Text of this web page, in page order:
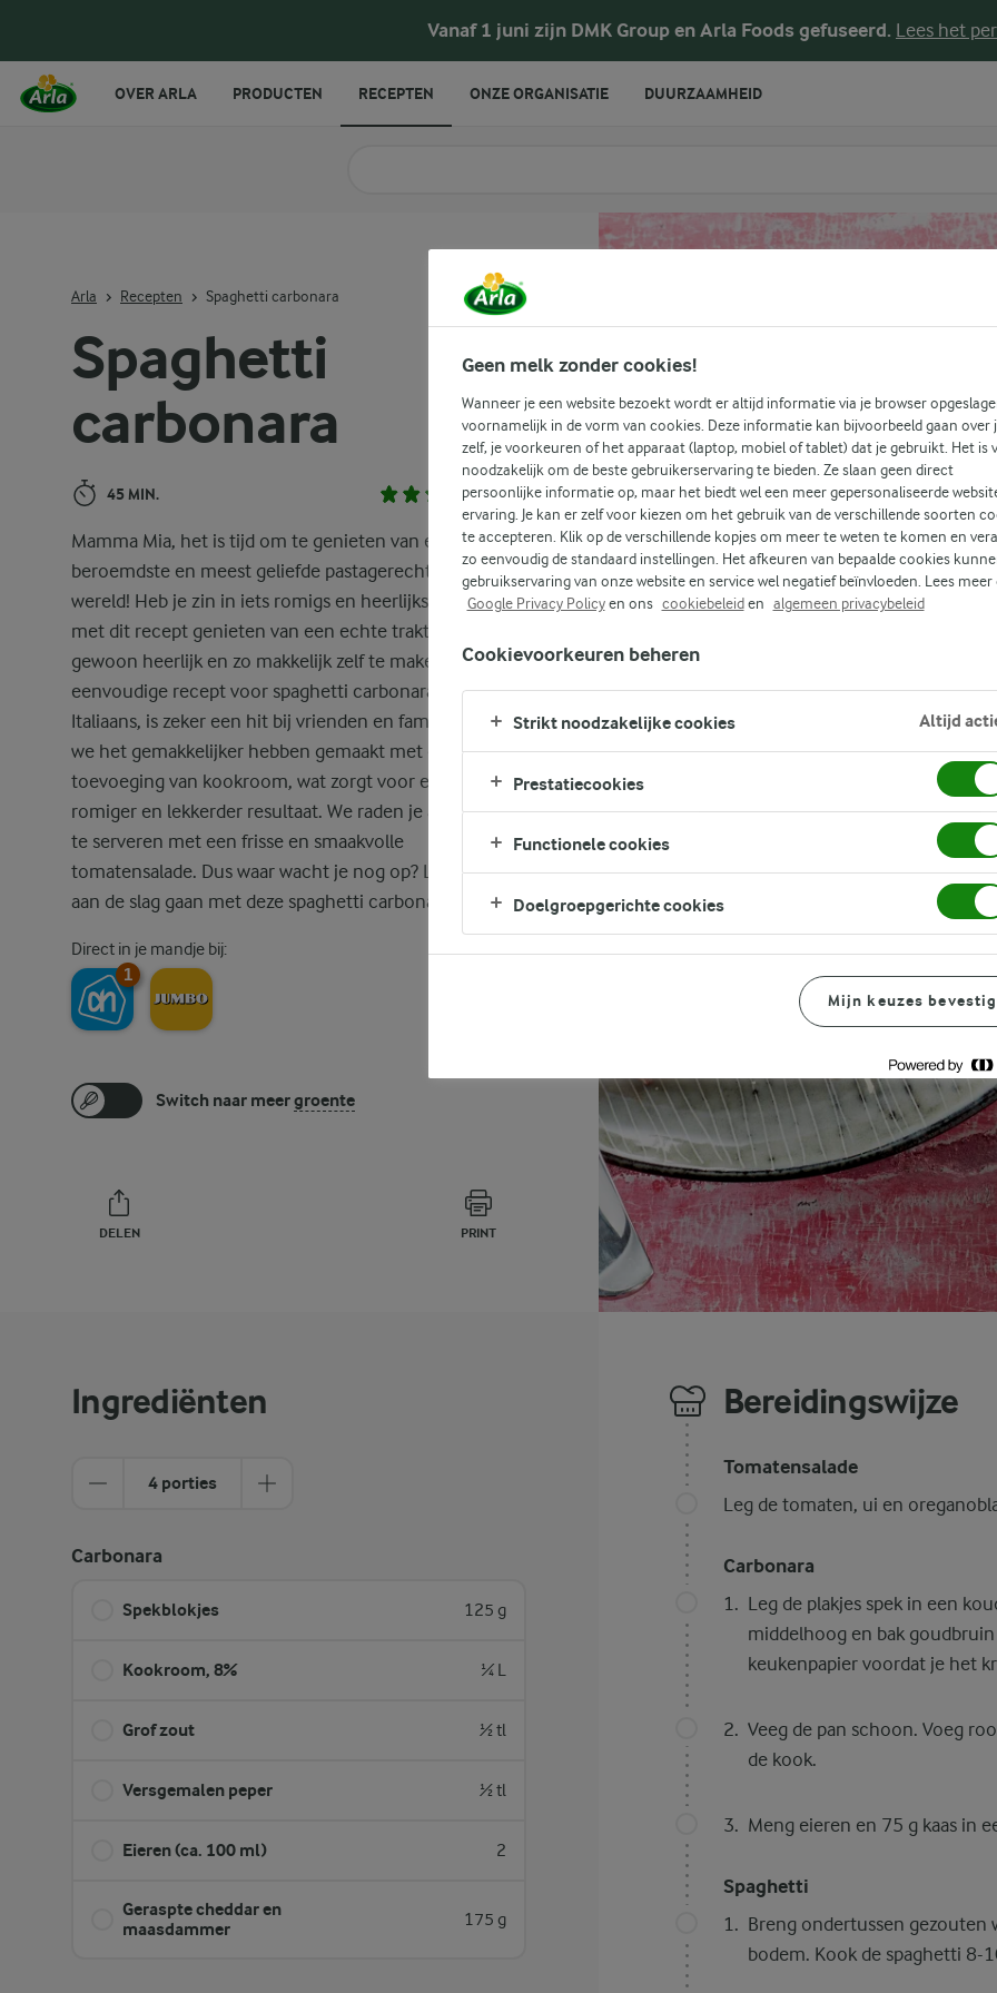
Vanaf 1 juni zijn DMK Group en Arla Foods gefuseerd. Lees het
Spaghetti
carbonara
45 MIN. (6)
Mamma Mia, het is tijd om te genieten van een van de
beroemdste en meest geliefde pastagerechten ter
wereld! Heb je zin in iets romigs en heerlijks? Dan ga je
met dit recept genieten van een echte traktatie. Het is
gewoon heerlijk en zo makkelijk zelf te maken. Dit
eenvoudige recept voor spaghetti carbonara, rijk en
Italiaans, is zeker een hit bij vrienden en familie. Hoewel
we het gemakkelijker hebben gemaakt met de
toevoeging van kookroom, wat zorgt voor een nog
romiger en lekkerder resultaat. We raden je aan om het
te serveren met een frisse en smaakvolle
tomatensalade. Dus waar wacht je nog op? Laten we
aan de slag gaan met deze spaghetti carbonara!
Direct in je mandje bij:
1
Switch naar meergroente
DELEN PRINT
Arla Recepten Spaghetti carbonara
Ingrediënten
4 porties
Carbonara
Spekblokjes 125 g
Kookroom, 8% ¼ L
Grof zout ½ tl
Versgemalen peper ½ tl
Eieren (ca. 100 ml) 2
Geraspte cheddar en
maasdammer
175 g
Bereidingswijze
Tomatensalade
Leg de tomaten, ui en
Carbonara
Leg de plakjes spek in een
middelhoog en bak
keukenpapier voordat je het
Veeg de pan schoon. Voeg
de kook.
Meng eieren en 75 g kaas in
Spaghetti
Breng ondertussen gezouten
bodem. Kook de spaghetti 8-
OVER ARLA PRODUCTEN RECEPTEN ONZE ORGANISATIE DUURZAAMHEID
Geen melk zonder cookies!
Wanneer je een website bezoekt wordt er altijd informatie via je browser
voornamelijk in de vorm van cookies. Deze informatie kan bijvoorbeeld gaan over
zelf, je voorkeuren of het apparaat (laptop, mobiel of tablet) dat je gebruikt. Het is
noodzakelijk om de beste gebruikerservaring te bieden. Ze slaan geen direct
persoonlijke informatie op, maar het biedt wel een meer gepersonaliseerde
ervaring. Je kan er zelf voor kiezen om het gebruik van de verschillende soorten
te accepteren. Klik op de verschillende kopjes om meer te weten te komen en
zo eenvoudig de standaard instellingen. Het afkeuren van bepaalde cookies
gebruikservaring van onze website en service wel negatief beïnvloeden. Lees meer
Google Privacy Policyen ons cookiebeleiden algemeen privacybeleid
Cookievoorkeuren beheren
Strikt noodzakelijke cookies Altijd
Prestatiecookies
Functionele cookies
Doelgroepgerichte cookies
Mijn keuzes